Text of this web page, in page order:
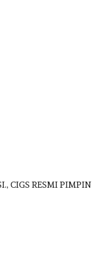
CIGS RESMI